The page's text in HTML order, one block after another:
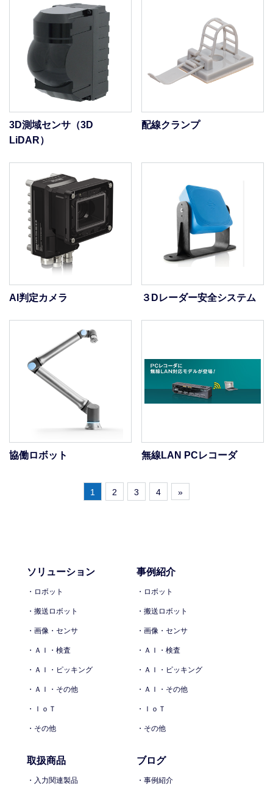
3D測域センサ（3D
LiDAR）
配線クランプ
AI判定カメラ ３Dレーダー安全システム
協働ロボット 無線LAN PCレコーダ
1 2 3 4 »
ソリューション
・ロボット
・搬送ロボット
・画像・センサ
・ＡＩ・検査
・ＡＩ・ピッキング
・ＡＩ・その他
・ＩｏＴ
・その他
事例紹介
・ロボット
・搬送ロボット
・画像・センサ
・ＡＩ・検査
・ＡＩ・ピッキング
・ＡＩ・その他
・ＩｏＴ
・その他
取扱商品
・入力関連製品
ブログ
・事例紹介